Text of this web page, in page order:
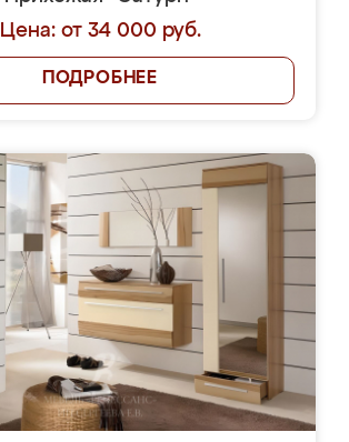
Цена: от 34 000 руб.
ПОДРОБНЕЕ